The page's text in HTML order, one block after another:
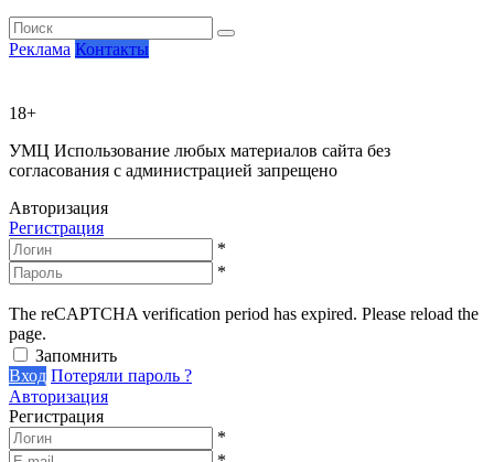
Реклама Контакты
18+
УМЦ Использование любых материалов сайта без
согласования с администрацией запрещено
Авторизация
Регистрация
*
*
The reCAPTCHA verification period has expired. Please reload the
page.
Запомнить
Вход Потеряли пароль ?
Авторизация
Регистрация
*